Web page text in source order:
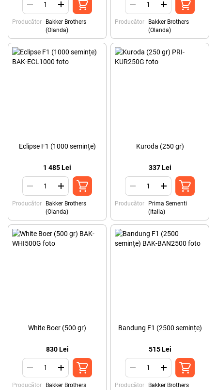
Producător
Bakker Brothers
(Olanda)
Producător
Bakker Brothers
(Olanda)
Eclipse F1 (1000 semințe)
1 485 Lei
Producător
Bakker Brothers
(Olanda)
Kuroda (250 gr)
337 Lei
Producător
Prima Sementi
(Italia)
White Boer (500 gr)
830 Lei
Producător
Bakker Brothers
Bandung F1 (2500 semințe)
515 Lei
Producător
Bakker Brothers